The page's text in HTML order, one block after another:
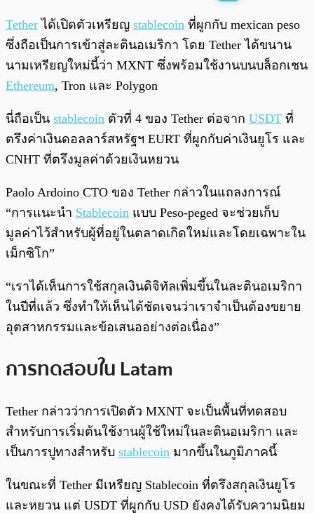
พร้อมเล่น
Tether ได้เปิดตัวเหรียญ stablecoin ที่ผูกกับ mexican peso
ซึ่งถือเป็นการเข้าสู่ละตินอเมริกา โดย Tether ได้ขนาน
นามเหรียญใหม่นี้ว่า MXNT ซึ่งพร้อมใช้งานบนบล็อกเชน
Ethereum, Tron และ Polygon
นี่ถือเป็น stablecoin ตัวที่ 4 ของ Tether ต่อจาก USDT ที่
ตรึงค่าเงินดอลลาร์สหรัฐฯ EURT ที่ผูกกับค่าเงินยูโร และ
CNHT ที่ตรึงมูลค่าด้วยเงินหยวน
Paolo Ardoino CTO ของ Tether กล่าวในแถลงการณ์
“การแนะนำ Stablecoin แบบ Peso-peged จะช่วยเก็บ
มูลค่าไว้สำหรับผู้ที่อยู่ในตลาดเกิดใหม่และโดยเฉพาะใน
เม็กซิโก”
“เราได้เห็นการใช้สกุลเงินดิจิทัลเพิ่มขึ้นในละตินอเมริกา
ในปีที่แล้ว ซึ่งทำให้เห็นได้ชัดเจนว่าเราจำเป็นต้องขยาย
อุตสาหกรรมและข้อเสนออย่างต่อเนื่อง”
การทดสอบใน Latam
Tether กล่าวว่าการเปิดตัว MXNT จะเป็นพื้นที่ทดสอบ
สำหรับการเริ่มต้นใช้งานผู้ใช้ใหม่ในละตินอเมริกา และ
เป็นการปูทางสำหรับ stablecoin มากขึ้นในภูมิภาคนี้
ในขณะที่ Tether มีเหรียญ Stablecoin ที่ตรึงสกุลเงินยูโร
และหยวน แต่ USDT ที่ผูกกับ USD ยังคงได้รับความนิยม